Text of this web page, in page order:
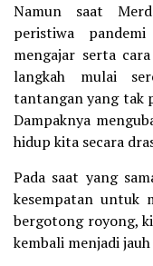
Namun saat
peristiwa
mengajar serta
langkah mulai
tantangan yang tak
Dampaknya
hidup kita secara
Pada saat yang
kesempatan untuk
bergotong royong,
kembali menjadi